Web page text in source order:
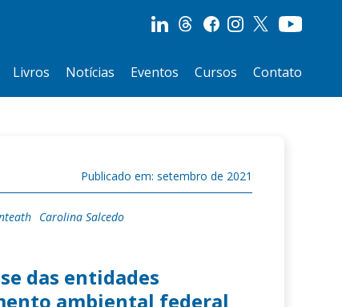
Livros Notícias Eventos Cursos Contato
Publicado em: setembro de 2021
Carolina Salcedo
das entidades
ambiental federal